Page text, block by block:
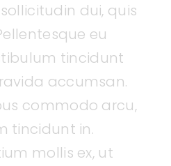
dui, quis
eu
tincidunt
accumsan.
commodo arcu,
tincidunt in.
mollis ex, ut